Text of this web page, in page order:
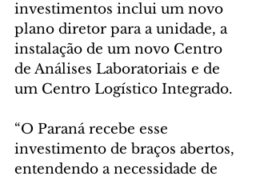
investimentos inclui um novo
plano diretor para a unidade, a
instalação de um novo Centro
de Análises Laboratoriais e de
um Centro Logístico Integrado.
“O Paraná recebe esse
investimento de braços abertos,
entendendo a necessidade de